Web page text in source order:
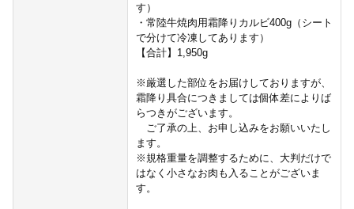
す）
・常陸牛焼肉用霜降りカルビ400g（シート
で分けて冷凍してあります）
【合計】1,950g
※厳選した部位をお届けしておりますが、
霜降り具合につきましては個体差によりば
らつきがございます。
ご了承の上、お申し込みをお願いいたし
ます。
※規格重量を調整するために、大判だけで
はなく小さなお肉も入ることがございま
す。